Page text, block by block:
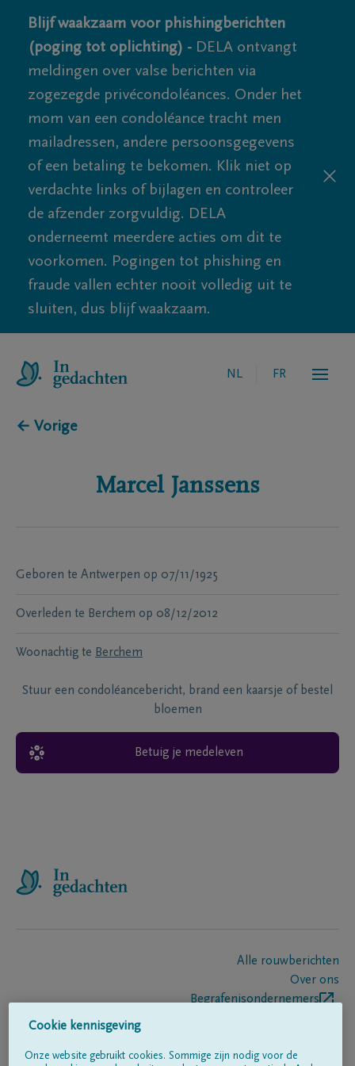
Blijf waakzaam voor phishingberichten
(poging tot oplichting) - DELA ontvangt
meldingen over valse berichten via
zogezegde privécondoléances. Onder het
mom van een condoléance tracht men
mailadressen, andere persoonsgegevens
of een betaling te bekomen. Klik niet op
verdachte links of bijlagen en controleer
de afzender zorgvuldig. DELA
onderneemt meerdere acties om dit te
voorkomen. Pogingen tot phishing en
fraude vallen echter nooit volledig uit te
sluiten, dus blijf waakzaam.
NL FR
← Vorige
Marcel Janssens
Geboren te Antwerpen op 07/11/1925
Overleden te Berchem op 08/12/2012
Woonachtig te Berchem
Stuur een condoléancebericht, brand een kaarsje of bestel
bloemen
Betuig je medeleven
Alle rouwberichten
Over ons
Begrafenisondernemers
Cookie kennisgeving
Onze website gebruikt cookies. Sommige zijn nodig voor de